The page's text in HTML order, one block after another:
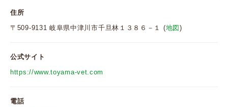
住所
〒509-9131 岐阜県中津川市千旦林１３８６－１ (地図)
公式サイト
https://www.toyama-vet.com
電話